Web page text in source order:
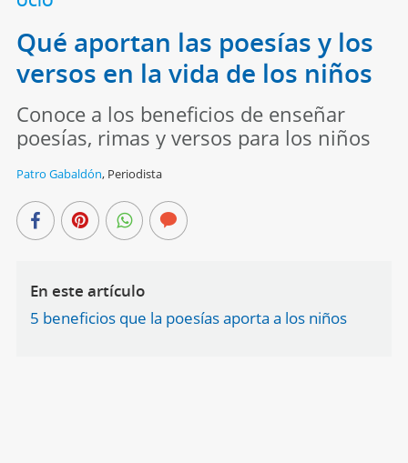
Qué aportan las poesías y los
versos en la vida de los niños
Conoce a los beneficios de enseñar
poesías, rimas y versos para los niños
Patro Gabaldón, Periodista
En este artículo
5 beneficios que la poesías aporta a los niños